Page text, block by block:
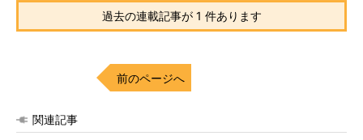
過去の連載記事が 1 件あります
前のページへ
関連記事